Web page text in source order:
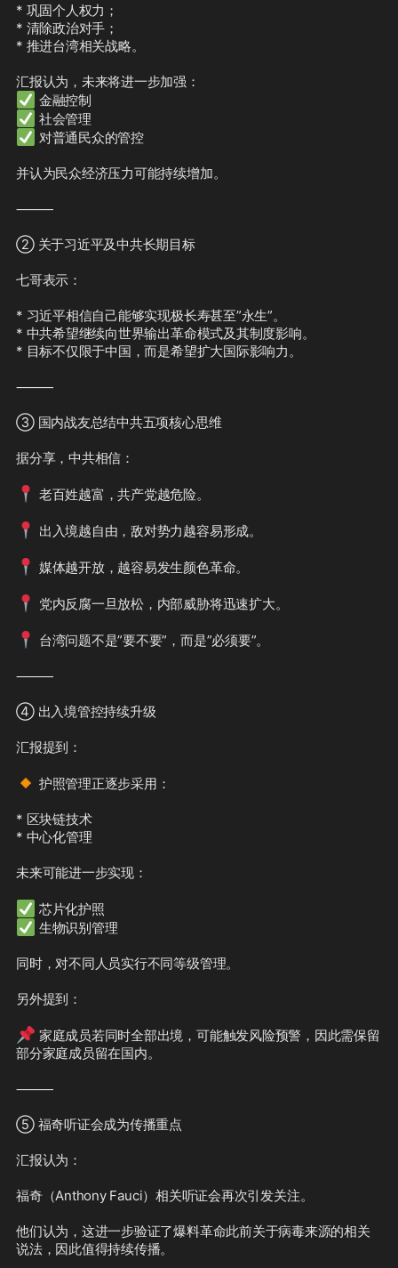
（cover story）”，但这一说法已经被
开身份。
* 巩固个人权力；
* 清除政治对手；
* 推进台湾相关战略。
✅
✅
✅ 对普通民众的管控
并认为民众经济压力可能持续增加。
⸻
② 关于习近平及中共长期目标
七哥表示：
* 习近平相信自己能够实现极长寿甚至”永生”。
* 中共希望继续向世界输出革命模式及其制度影响。
* 目标不仅限于中国，而是希望扩大国际影响力。
⸻
③ 国内战友总结中共五项核心思维
据分享，中共相信：
📍 老百姓越富，共产党越危险。
📍 出入境越自由，敌对势力越容易形成。
📍 媒体越开放，越容易发生颜色革命。
📍 党内反腐一旦放松，内部威胁将迅速扩大。
📍 台湾问题不是”要不要”，而是”必须要”。
⸻
④ 出入境管控持续升级
汇报提到：
🔸 护照管理正逐步采用：
* 区块链技术
* 中心化管理
未来可能进一步实现：
✅
✅ 生物识别管理
同时，对不同人员实行不同等级管理。
另外提到：
📌 家庭成员若同时全部出境，可能触发风险预警，因此需保留
部分家庭成员留在国内。
⸻
⑤ 福奇听证会成为传播重点
汇报认为：
福奇（Anthony Fauci）相关听证会再次引发关注。
他们认为，这进一步验证了爆料革命此前关于病毒来源的相关
说法，因此值得持续传播。